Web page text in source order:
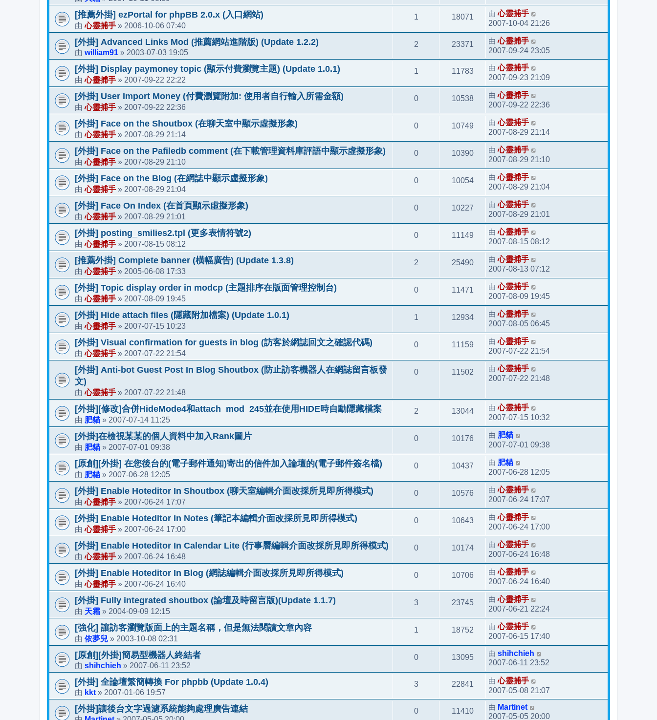
[推薦外掛] ezPortal for phpBB 2.0.x (入口網站)
由心靈捕手 » 2006-10-06 07:40
1 18071 由心靈捕手
2007-10-04 21:26
[外掛] Advanced Links Mod (推薦網站進階版) (Update 1.2.2)
由 william91 » 2003-07-03 19:05
2 23371 由心靈捕手
2007-09-24 23:05
[外掛] Display paymoney topic (顯示付費瀏覽主題) (Update 1.0.1)
由心靈捕手 » 2007-09-22 22:22
1 11783 由心靈捕手
2007-09-23 21:09
[外掛] User Import Money (付費瀏覽附加: 使用者自行輸入所需金額)
由心靈捕手 » 2007-09-22 22:36
0 10538 由心靈捕手
2007-09-22 22:36
[外掛] Face on the Shoutbox (在聊天室中顯示虛擬形象)
由心靈捕手 » 2007-08-29 21:14
0 10749 由心靈捕手
2007-08-29 21:14
[外掛] Face on the Pafiledb comment (在下載管理資料庫評語中顯示虛擬形象)
由心靈捕手 » 2007-08-29 21:10
0 10390 由心靈捕手
2007-08-29 21:10
[外掛] Face on the Blog (在網誌中顯示虛擬形象)
由心靈捕手 » 2007-08-29 21:04
0 10054 由心靈捕手
2007-08-29 21:04
[外掛] Face On Index (在首頁顯示虛擬形象)
由心靈捕手 » 2007-08-29 21:01
0 10227 由心靈捕手
2007-08-29 21:01
[外掛] posting_smilies2.tpl (更多表情符號2)
由心靈捕手 » 2007-08-15 08:12
0 11149 由心靈捕手
2007-08-15 08:12
[推薦外掛] Complete banner (橫幅廣告) (Update 1.3.8)
由心靈捕手 » 2005-06-08 17:33
2 25490 由心靈捕手
2007-08-13 07:12
[外掛] Topic display order in modcp (主題排序在版面管理控制台)
由心靈捕手 » 2007-08-09 19:45
0 11471 由心靈捕手
2007-08-09 19:45
[外掛] Hide attach files (隱藏附加檔案) (Update 1.0.1)
由心靈捕手 » 2007-07-15 10:23
1 12934 由心靈捕手
2007-08-05 06:45
[外掛] Visual confirmation for guests in blog (訪客於網誌回文之確認代碼)
由心靈捕手 » 2007-07-22 21:54
0 11159 由心靈捕手
2007-07-22 21:54
[外掛] Anti-bot Guest Post In Blog Shoutbox (防止訪客機器人在網誌留言板發
文)
由心靈捕手 » 2007-07-22 21:48
0 11502 由心靈捕手
2007-07-22 21:48
[外掛][修改]合併HideMode4和attach_mod_245並在使用HIDE時自動隱藏檔案
由 肥貓 » 2007-07-14 11:25
2 13044 由心靈捕手
2007-07-15 10:32
[外掛]在檢視某某的個人資料中加入Rank圖片
由 肥貓 » 2007-07-01 09:38
0 10176 由 肥貓
2007-07-01 09:38
[原創][外掛] 在您後台的(電子郵件通知)寄出的信件加入論壇的(電子郵件簽名檔)
由 肥貓 » 2007-06-28 12:05
0 10437 由 肥貓
2007-06-28 12:05
[外掛] Enable Hoteditor In Shoutbox (聊天室編輯介面改採所見即所得模式)
由心靈捕手 » 2007-06-24 17:07
0 10576 由心靈捕手
2007-06-24 17:07
[外掛] Enable Hoteditor In Notes (筆記本編輯介面改採所見即所得模式)
由心靈捕手 » 2007-06-24 17:00
0 10643 由心靈捕手
2007-06-24 17:00
[外掛] Enable Hoteditor In Calendar Lite (行事曆編輯介面改採所見即所得模式)
由心靈捕手 » 2007-06-24 16:48
0 10174 由心靈捕手
2007-06-24 16:48
[外掛] Enable Hoteditor In Blog (網誌編輯介面改採所見即所得模式)
由心靈捕手 » 2007-06-24 16:40
0 10706 由心靈捕手
2007-06-24 16:40
[外掛] Fully integrated shoutbox (論壇及時留言版)(Update 1.1.7)
由 天霜 » 2004-09-09 12:15
3 23745 由心靈捕手
2007-06-21 22:24
[強化] 讓訪客瀏覽版面上的主題名稱，但是無法閱讀文章內容
由 依夢兒 » 2003-10-08 02:31
1 18752 由心靈捕手
2007-06-15 17:40
[原創][外掛]簡易型機器人終結者
由 shihchieh » 2007-06-11 23:52
0 13095 由 shihchieh
2007-06-11 23:52
[外掛] 全論壇繁簡轉換 For phpbb (Update 1.0.4)
由 kkt » 2007-01-06 19:57
3 22841 由心靈捕手
2007-05-08 21:07
[外掛]讓後台文字過濾系統能夠處理廣告連結 0 11410 由 Martinet
2007-05-05 20:00